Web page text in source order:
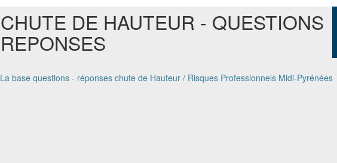
CHUTE DE HAUTEUR - QUESTIONS
REPONSES
La base questions - réponses chute de Hauteur / Risques Professionnels Midi-Pyrénées